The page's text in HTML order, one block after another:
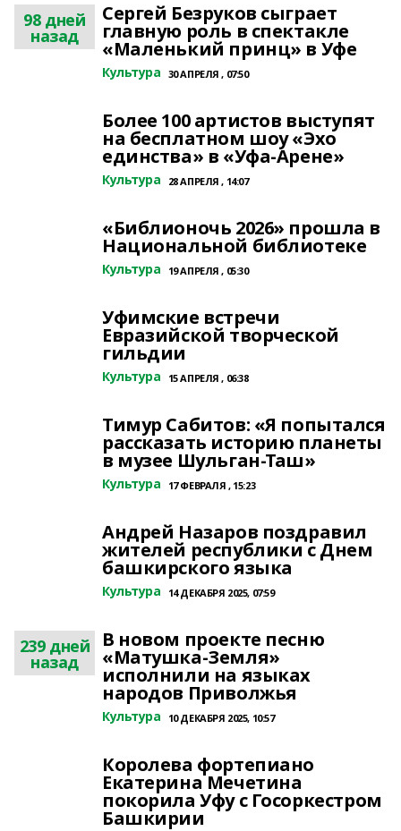
98 дней
назад
Сергей Безруков сыграет
главную роль в спектакле
«Маленький принц» в Уфе
Культура 30 АПРЕЛЯ , 07:50
Более 100 артистов выступят
на бесплатном шоу «Эхо
единства» в «Уфа-Арене»
Культура 28 АПРЕЛЯ , 14:07
«Библионочь 2026» прошла в
Национальной библиотеке
Культура 19 АПРЕЛЯ , 05:30
Уфимские встречи
Евразийской творческой
гильдии
Культура 15 АПРЕЛЯ , 06:38
Тимур Сабитов: «Я попытался
рассказать историю планеты
в музее Шульган-Таш»
Культура 17 ФЕВРАЛЯ , 15:23
Андрей Назаров поздравил
жителей республики с Днем
башкирского языка
Культура 14 ДЕКАБРЯ 2025, 07:59
239 дней
назад
В новом проекте песню
«Матушка-Земля»
исполнили на языках
народов Приволжья
Культура 10 ДЕКАБРЯ 2025, 10:57
Королева фортепиано
Екатерина Мечетина
покорила Уфу с Госоркестром
Башкирии